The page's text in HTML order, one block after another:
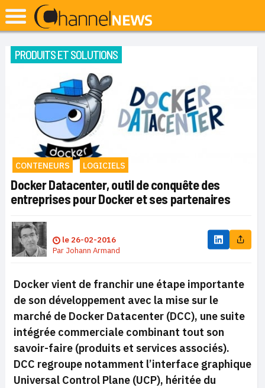
PRODUITS ET SOLUTIONS
CONTENEURS LOGICIELS
Docker Datacenter, outil de conquête des
entreprises pour Docker et ses partenaires
le 26-02-2016
Par Johann Armand
Docker vient de franchir une étape importante
de son développement avec la mise sur le
marché de Docker Datacenter (DCC), une suite
intégrée commerciale combinant tout son
savoir-faire (produits et services associés).
DCC regroupe notamment l’interface graphique
Universal Control Plane (UCP), héritée du